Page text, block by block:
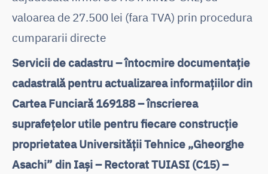
valoarea de 27.500 lei (fara TVA) prin procedura
cumpararii directe
Servicii de cadastru – întocmire documentație
cadastrală pentru actualizarea informațiilor din
Cartea Funciară 169188 – înscrierea
suprafețelor utile pentru fiecare construcție
proprietatea Universității Tehnice „Gheorghe
Asachi” din Iași – Rectorat TUIASI (C15) –